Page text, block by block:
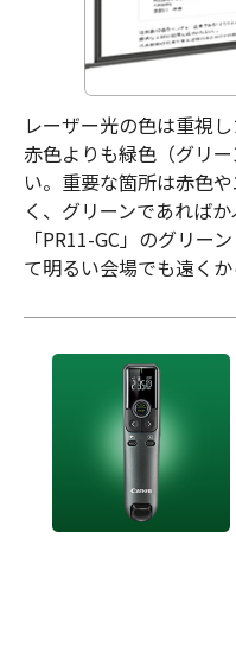
レーザー光の色は重視
赤色よりも緑色（グリ
い。重要な箇所は赤色
く、グリーンであれば
「PR11-GC」のグリー
て明るい会場でも遠く